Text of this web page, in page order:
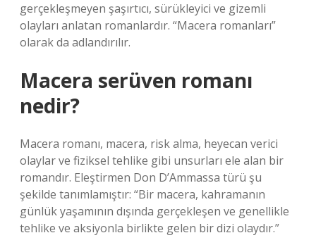
gerçekleşmeyen şaşırtıcı, sürükleyici ve gizemli
olayları anlatan romanlardır. “Macera romanları”
olarak da adlandırılır.
Macera serüven romanı
nedir?
Macera romanı, macera, risk alma, heyecan verici
olaylar ve fiziksel tehlike gibi unsurları ele alan bir
romandır. Eleştirmen Don D’Ammassa türü şu
şekilde tanımlamıştır: “Bir macera, kahramanın
günlük yaşamının dışında gerçekleşen ve genellikle
tehlike ve aksiyonla birlikte gelen bir dizi olaydır.”